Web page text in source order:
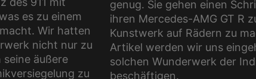
es zu einem
Wir hatten
nicht nur zu
äußere
zu
genug. Sie gehen einen
ihren Mercedes-AMG GT R
Kunstwerk auf Rädern zu
Artikel werden wir uns
solchen Wunderwerk der
beschäftigen.